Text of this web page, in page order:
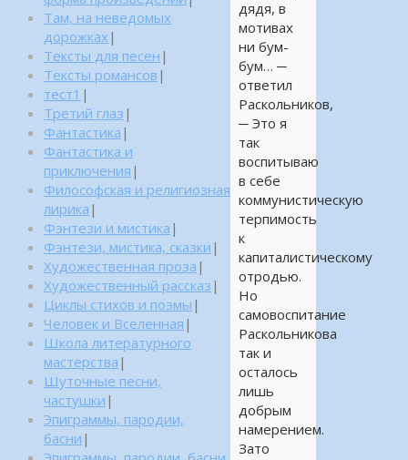
дядя, в
мотивах
ни бум-
бум… ─
ответил
Раскольников,
─ Это я
так
воспитываю
в себе
коммунистическую
терпимость
к
капиталистическому
отродью.
Но
самовоспитание
Раскольникова
так и
осталось
лишь
добрым
намерением.
Зато
Там, на неведомых
дорожках |
Тексты для песен |
Тексты романсов |
тест1 |
Третий глаз |
Фантастика |
Фантастика и
приключения |
Философская и религиозная
лирика |
Фэнтези и мистика |
Фэнтези, мистика, сказки |
Художественная проза |
Художественный рассказ |
Циклы стихов и поэмы |
Человек и Вселенная |
Школа литературного
мастерства |
Шуточные песни,
частушки |
Эпиграммы, пародии,
басни |